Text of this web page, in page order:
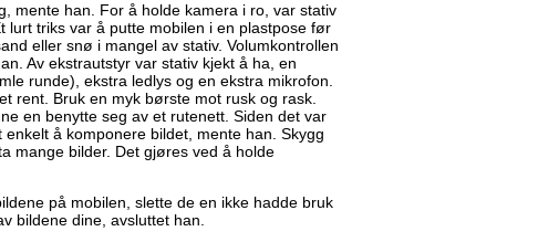
mente han. For å holde kamera i ro, var stativ
lurt triks var å putte mobilen i en plastpose før
eller snø i mangel av stativ. Volumkontrollen
Av ekstrautstyr var stativ kjekt å ha, en
runde), ekstra ledlys og en ekstra mikrofon.
rent. Bruk en myk børste mot rusk og rask.
en benytte seg av et rutenett. Siden det var
å komponere bildet, mente han. Skygg
mange bilder. Det gjøres ved å holde
på mobilen, slette de en ikke hadde bruk
bildene dine, avsluttet han.